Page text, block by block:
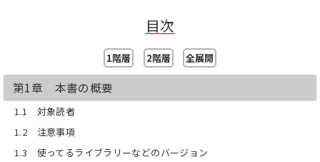
2.4 まとめ
第3章 PWAの実装方法解説
3.1 PWAとするサイトの雛形作り
3.2 Firebase Hostingを使ってサイト
を公開
限のPWA作り
第4章 Web Pushの実装解説
目次
1階層 2階層 全展開
第1章 本書の概要
1.1 対象読者
1.2 注意事項
1.3 使ってるライブラリーなどのバージョン